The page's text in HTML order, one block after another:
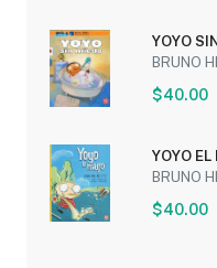
YOYO
BRUNO
$40.00
YOYO EL
BRUNO
$40.00